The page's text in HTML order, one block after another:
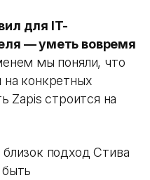
для IT-
— уметь вовремя
мы поняли, что
конкретных
Zapis строится на
подход Стива